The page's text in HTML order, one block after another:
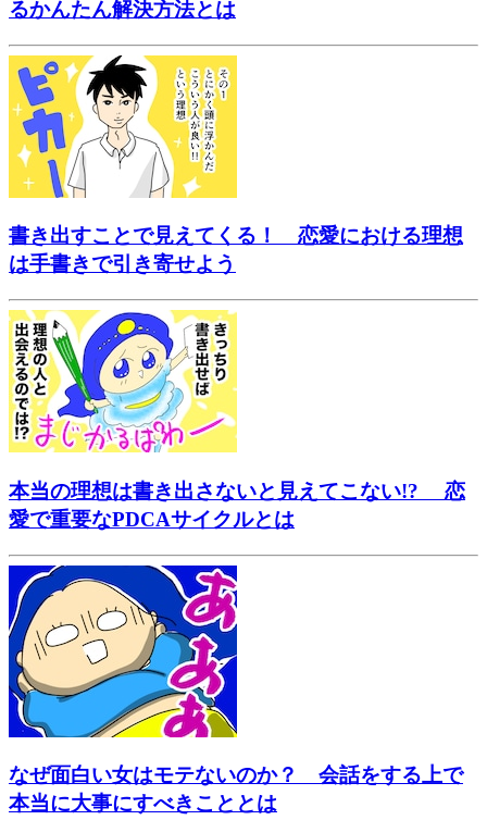
るかんたん解決方法とは
書き出すことで見えてくる！ 恋愛における理想
は手書きで引き寄せよう
本当の理想は書き出さないと見えてこない!? 恋
愛で重要なPDCAサイクルとは
なぜ面白い女はモテないのか？ 会話をする上で
本当に大事にすべきこととは